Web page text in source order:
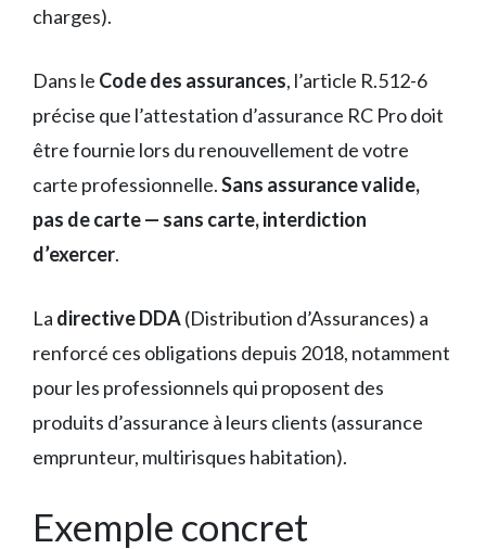
charges).
Dans le Code des assurances, l’article R.512-6
précise que l’attestation d’assurance RC Pro doit
être fournie lors du renouvellement de votre
carte professionnelle.Sans assurance valide,
pas de carte — sans carte, interdiction
d’exercer.
La directive DDA(Distribution d’Assurances) a
renforcé ces obligations depuis 2018, notamment
pour les professionnels qui proposent des
produits d’assurance à leurs clients (assurance
emprunteur, multirisques habitation).
Exemple concret